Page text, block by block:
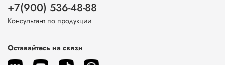
+7(900) 536-48-88
Консультант по продукции
Оставайтесь на связи